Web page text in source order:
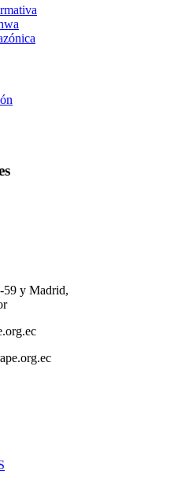
59 y Madrid,